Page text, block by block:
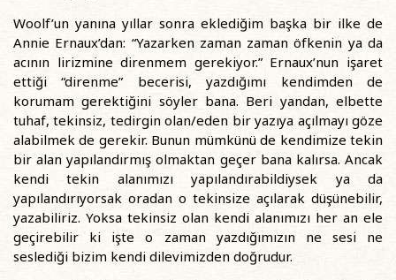
Woolf’un yanına yıllar sonra eklediğim başka bir ilke de
Annie Ernaux’dan: “Yazarken zaman zaman öfkenin ya da
acının lirizmine direnmem gerekiyor.” Ernaux’nun işaret
ettiği “direnme” becerisi, yazdığımı kendimden de
korumam gerektiğini söyler bana. Beri yandan, elbette
tuhaf, tekinsiz, tedirgin olan/eden bir yazıya açılmayı göze
alabilmek de gerekir. Bunun mümkünü de kendimize tekin
bir alan yapılandırmış olmaktan geçer bana kalırsa. Ancak
kendi tekin alanımızı yapılandırabildiysek ya da
yapılandırıyorsak oradan o tekinsize açılarak düşünebilir,
yazabiliriz. Yoksa tekinsiz olan kendi alanımızı her an ele
geçirebilir ki işte o zaman yazdığımızın ne sesi ne
seslediği bizim kendi dilevimizden doğrudur.